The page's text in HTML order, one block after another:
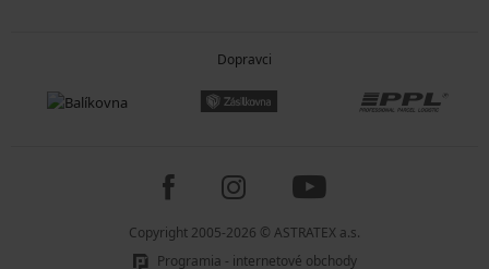
Dopravci
Copyright 2005-2026 © ASTRATEX a.s.
Programia - internetové obchody